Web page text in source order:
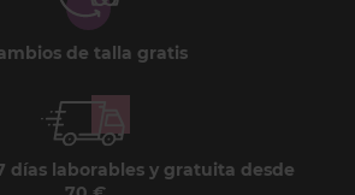
de talla gratis
días laborables y gratuita desde